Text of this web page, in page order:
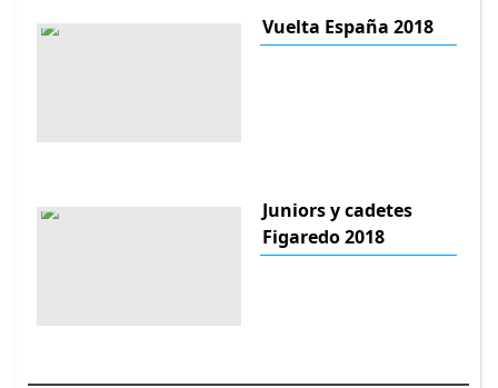
Vuelta España 2018
Juniors y cadetes
Figaredo 2018